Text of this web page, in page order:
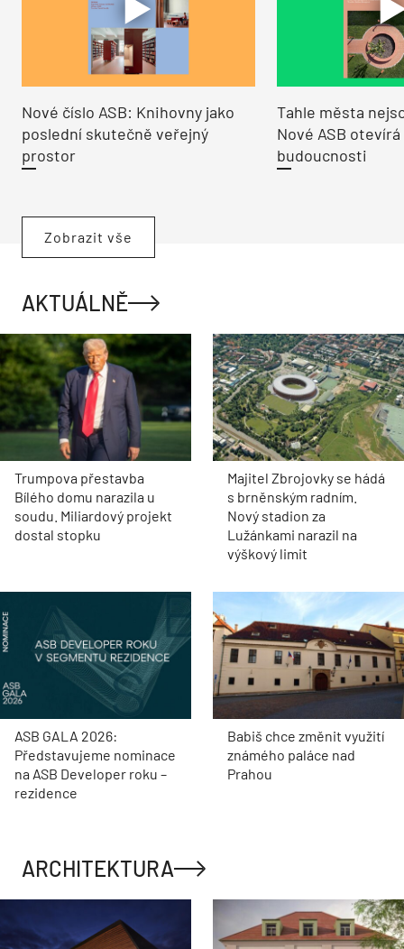
Nové číslo ASB: Knihovny jako
poslední skutečně veřejný
prostor
Tahle města
Nové ASB
budoucnosti
Zobrazit vše
AKTUÁLNĚ
Trumpova přestavba
Bílého domu narazila u
soudu. Miliardový projekt
dostal stopku
Majitel Zbrojovky se hádá
s brněnským radním.
Nový stadion za
Lužánkami narazil na
výškový limit
ASB GALA 2026:
Představujeme nominace
na ASB Developer roku –
rezidence
Babiš chce změnit využití
známého paláce nad
Prahou
ARCHITEKTURA